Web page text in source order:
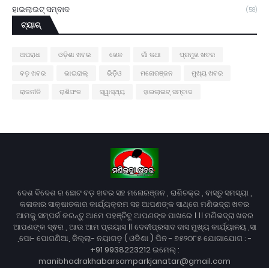
ହାଇଲାଇଟ୍ ସମ୍ବାଦ (58)
ଟ୍ୟାଗ୍
ଅପରାଧ ଓଡ଼ିଶା ଖବର ଖେଳ ଗାଁ କଥା
ପ୍ରମୁଖ ଖବର
ବଡ଼ ଖବର
ଭାଇରାଲ୍ ଭିଡ଼ିଓ ମନୋରଞ୍ଜନ
ମୁଖ୍ୟ ଖବର
ରାଜନୀତି
ରାଶିଫଳ ସ୍ୱାସ୍ଥ୍ୟ ହାଇଲାଇଟ୍ ସମ୍ବାଦ
ଦେଶ ବିଦେଶ ର ଛୋଟ ବଡ଼ ଖବର ସହ ମନୋରଞ୍ଜନ , ରାଶିଚକ୍ର , ବାସ୍ତୁ ସମସ୍ୟା ,
କଳାକାର ସାକ୍ଷାତକାର କାର୍ଯ୍ୟକ୍ରମ ସହ ଆପଣଙ୍କ ସାଥ୍‌ରେ ମଣିଭଦ୍ରା ଖବର
ଆମକୁ ସମ୍ପର୍କ କରନ୍ତୁ ଆମେ ପହଞ୍ଚିବୁ ଆପଣଙ୍କ ପାଖରେ । ।। ମଣିଭଦ୍ରା ଖବର
ଆପଣଙ୍କ ସ୍ଵର , ଆଉ ଆମ ପ୍ରୟାସ ।। ଦେବୀପ୍ରସାଦ ଦାସ ମୁଖ୍ୟ କାର୍ଯ୍ୟାଳୟ ,ସା
,ପୋ- ପୋଗଣିଆ, ଜିଲ୍ଲା- ନୟାଗଡ଼ ( ଓଡିଶା ) ପିନ - ୭୫୨୦୮୫ ଯୋଗାଯୋଗ : -
+91 9938223212 ଇମେଲ୍ :
manibhadrakhabarsamparkjanatar@gmail.com